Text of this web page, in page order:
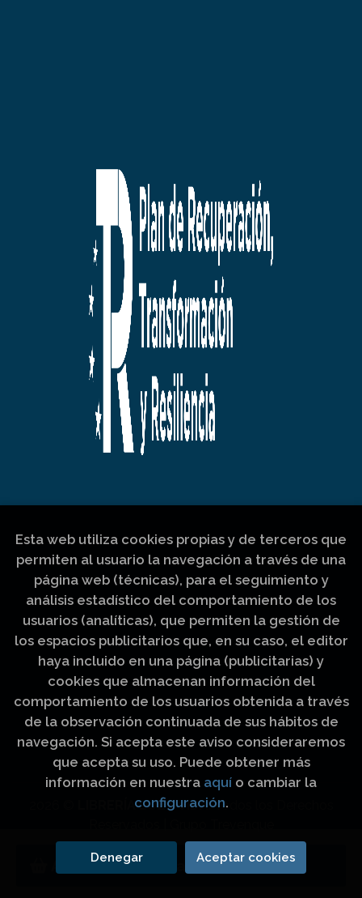
Añadir a mi cesta
LIBRERÍA LUZ Y VIDA. Todos los Derechos
Esta web utiliza cookies propias y de terceros que
permiten al usuario la navegación a través de una
página web (técnicas), para el seguimiento y
análisis estadístico del comportamiento de los
usuarios (analíticas), que permiten la gestión de
los espacios publicitarios que, en su caso, el editor
haya incluido en una página (publicitarias) y
cookies que almacenan información del
comportamiento de los usuarios obtenida a través
de la observación continuada de sus hábitos de
navegación. Si acepta este aviso consideraremos
que acepta su uso. Puede obtener más
información en nuestra aquí o cambiar la
configuración.
Denegar Aceptar cookies